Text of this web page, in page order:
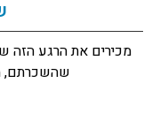
מכירים את הרגע הזה
שהשכרתם,